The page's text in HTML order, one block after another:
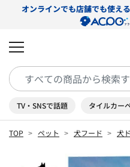
オンラインでも店舗でも使え
TV・SNSで話題 タイルカー
TOP ペット 犬フード 犬